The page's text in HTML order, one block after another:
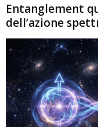
Entanglement
dell’azione